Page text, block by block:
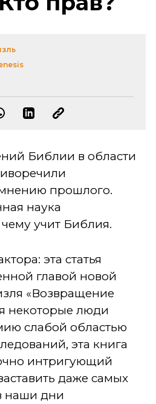
Библии в области
прошлого.
наука
учит Библия.
эта статья
главой новой
«Возвращение
некоторые люди
слабой областью
эта книга
интригующий
даже самых
наши дни